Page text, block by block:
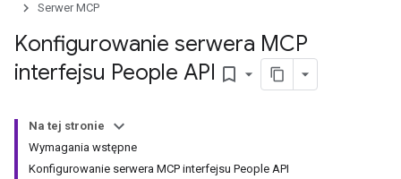
Serwer MCP
Konfigurowanie serwera MCP
interfejsu People API bookmark_border
Na tej stronie
Wymagania wstępne
Konfigurowanie serwera MCP interfejsu People API